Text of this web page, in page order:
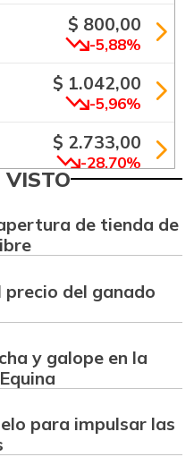
$ 800,00
-5,88%
$ 1.042,00
-5,96%
$ 2.733,00
-28,70%
-14,08%
$ 1.967,00
+3,53%
$ 2.826,00
+7,78%
+0,30%
de tienda de
del ganado
y galope en la
para impulsar las